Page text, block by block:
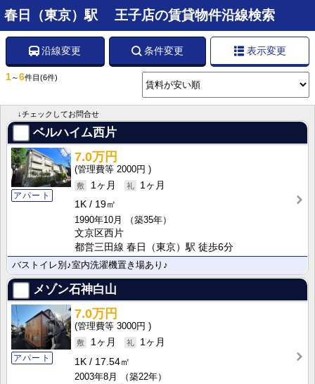
春日（東京）駅 王子店の賃貸物件沿線検索
沿線変更 条件変更 表示変更
1～6件目 (6件)
↓チェックしてお問合せ
ベルハイム西片
アパート
7.0万円
2000円
1ヶ月
1ヶ月
1K
19㎡
1990年10月
（築35年）
文京区西片
都営三田線 春日（東京）駅 徒歩6分
バストイレ別♪室内洗濯機置き場あり♪
メゾン石神白山
アパート
7.0万円
3000円
1ヶ月
1ヶ月
1K
17.54㎡
2003年8月
（築22年）